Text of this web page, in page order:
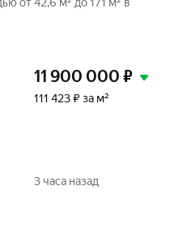
11 900 000 ₽
111 423 ₽ за м²
3 часа назад